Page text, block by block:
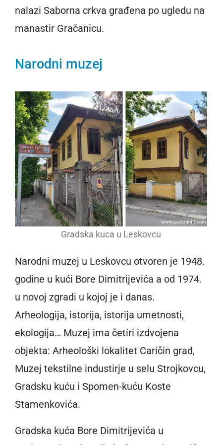
nalazi Saborna crkva građena po ugledu na
manastir Gračanicu.
Narodni muzej
Gradska kuca u Leskovcu
Narodni muzej u Leskovcu otvoren je 1948.
godine u kući Bore Dimitrijevića a od 1974.
u novoj zgradi u kojoj je i danas.
Arheologija, istorija, istorija umetnosti,
ekologija… Muzej ima četiri izdvojena
objekta: Arheološki lokalitet Caričin grad,
Muzej tekstilne industirje u selu Strojkovcu,
Gradsku kuću i Spomen-kuću Koste
Stamenkovića.
Gradska kuća Bore Dimitrijevića u